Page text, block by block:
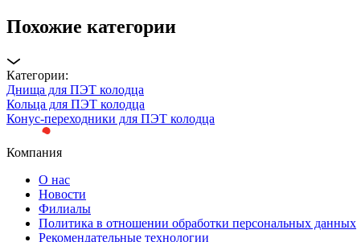
Похожие категории
Категории:
Днища для ПЭТ колодца
Кольца для ПЭТ колодца
Конус-переходники для ПЭТ колодца
Компания
О нас
Новости
Филиалы
Политика в отношении обработки персональных данных
Рекомендательные технологии